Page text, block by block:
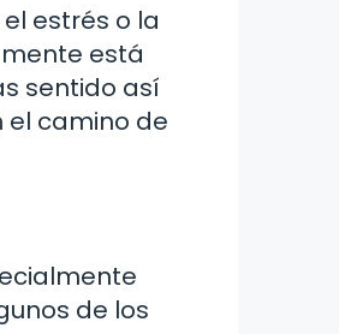
estrés o la
está
sentido así
el camino de
de los